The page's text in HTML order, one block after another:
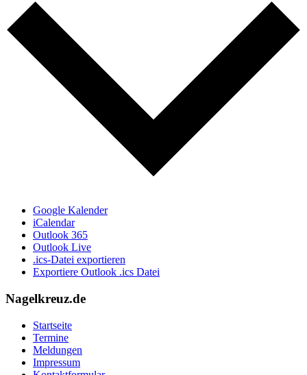
Google Kalender
iCalendar
Outlook 365
Outlook Live
.ics-Datei exportieren
Exportiere Outlook .ics Datei
Nagelkreuz.de
Startseite
Termine
Meldungen
Impressum